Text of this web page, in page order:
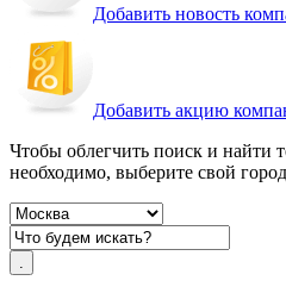
Добавить новость
Добавить акцию
Чтобы облегчить поиск и найти
необходимо, выберите свой